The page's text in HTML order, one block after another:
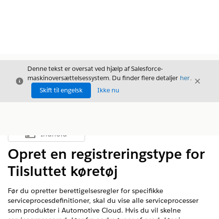
Luk
Denne tekst er oversat ved hjælp af Salesforce-
maskinoversættelsessystem. Du finder flere detaljer her.
Skift til engelsk
Ikke nu
Luk
Vis indholdsfortegnelse
Indhold
Opret en registreringstype for
Tilsluttet køretøj
Før du opretter berettigelsesregler for specifikke
serviceprocesdefinitioner, skal du vise alle serviceprocesser
som produkter i Automotive Cloud. Hvis du vil skelne